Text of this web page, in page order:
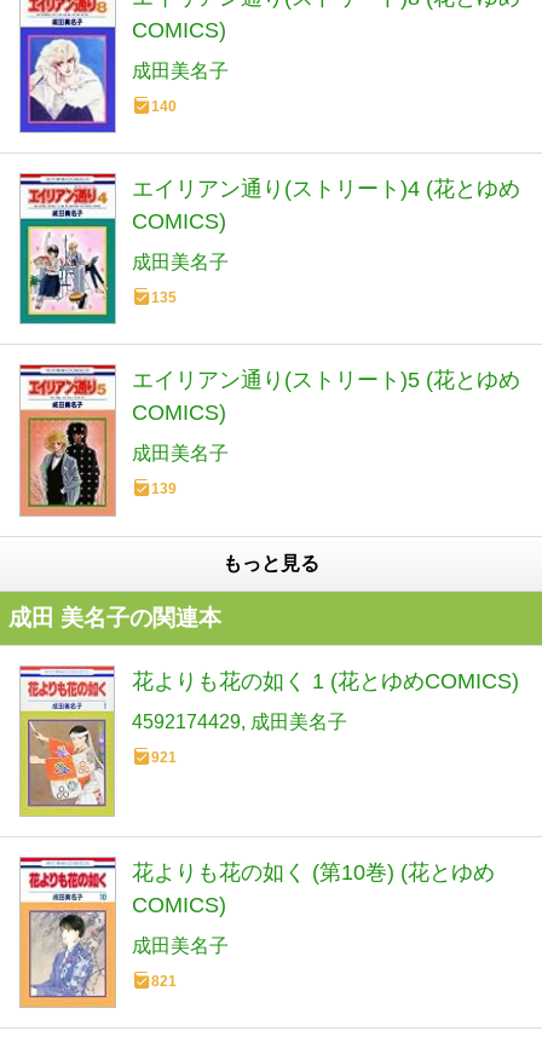
COMICS)
成田美名子
140
エイリアン通り(ストリート)4 (花とゆめ
COMICS)
成田美名子
135
エイリアン通り(ストリート)5 (花とゆめ
COMICS)
成田美名子
139
もっと見る
成田 美名子の関連本
花よりも花の如く 1 (花とゆめCOMICS)
4592174429 成田美名子
921
花よりも花の如く (第10巻) (花とゆめ
COMICS)
成田美名子
821